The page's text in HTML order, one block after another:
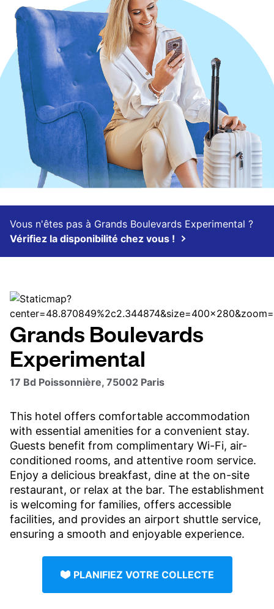
France FR
Vous n'êtes pas à Grands Boulevards Experimental ?
Vérifiez la disponibilité chez vous !
Grands Boulevards
Experimental
17 Bd Poissonnière, 75002 Paris
This hotel offers comfortable accommodation
with essential amenities for a convenient stay.
Guests benefit from complimentary Wi-Fi, air-
conditioned rooms, and attentive room service.
Enjoy a delicious breakfast, dine at the on-site
restaurant, or relax at the bar. The establishment
is welcoming for families, offers accessible
facilities, and provides an airport shuttle service,
ensuring a smooth and enjoyable experience.
PLANIFIEZ VOTRE COLLECTE